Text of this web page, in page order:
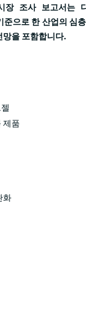
장 조사 보고서는
준으로 한 산업의 심
망을 포함합니다.
제품
화